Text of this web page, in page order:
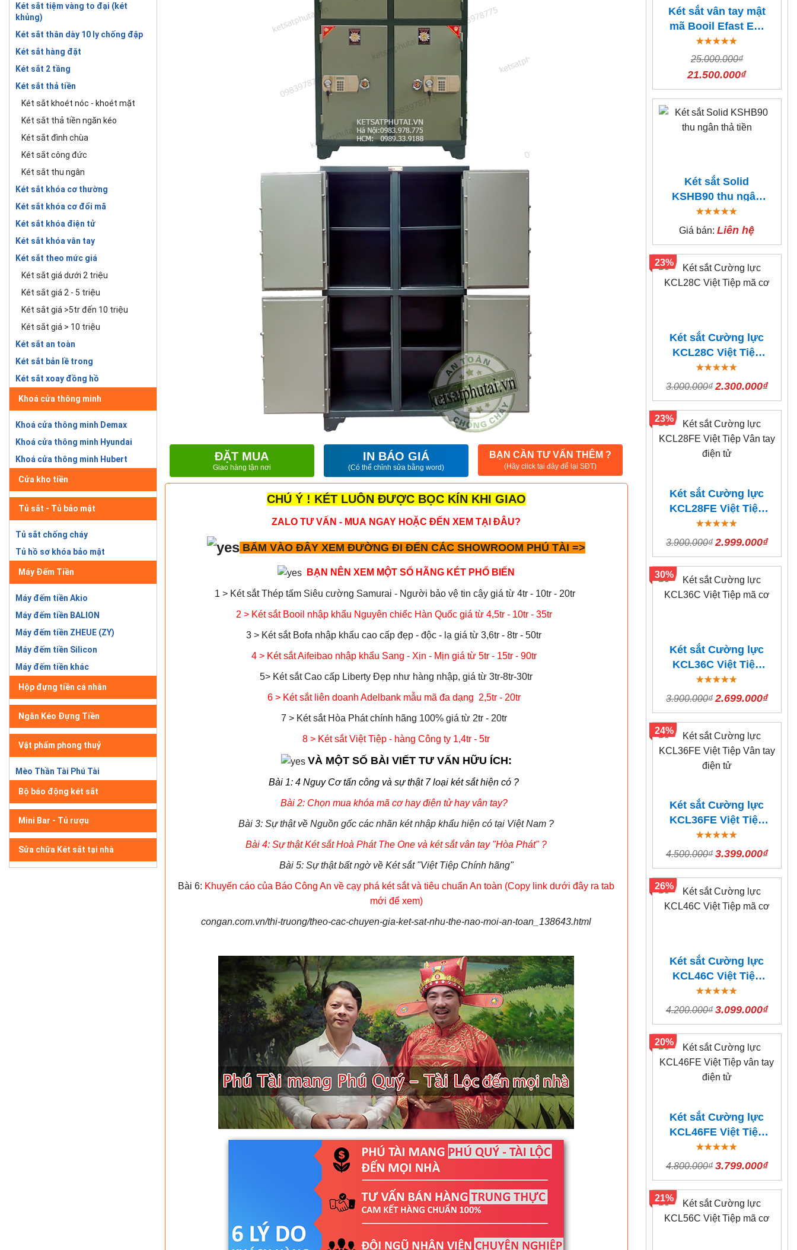
Két sắt tiệm vàng to đại (két
khủng)
Két sắt thân dày 10 ly chống đập
Két sắt hàng đặt
Két sắt 2 tầng
Két sắt thả tiền
Két sắt khoét nóc - khoét mặt
Két sắt thả tiền ngăn kéo
Két sắt đình chùa
Két sắt công đức
Két sắt thu ngân
Két sắt khóa cơ thường
Két sắt khóa cơ đổi mã
Két sắt khóa điện tử
Két sắt khóa vân tay
Két sắt theo mức giá
Két sắt giá dưới 2 triệu
Két sắt giá 2 - 5 triệu
Két sắt giá >5tr đến 10 triệu
Két sắt giá > 10 triệu
Két sắt an toàn
Két sắt bản lề trong
Két sắt xoay đồng hồ
Khoá cửa thông minh
Khoá cửa thông minh Demax
Khoá cửa thông minh Hyundai
Khoá cửa thông minh Hubert
Cửa kho tiền
Tủ sắt - Tủ bảo mật
Tủ sắt chống cháy
Tủ hồ sơ khóa bảo mật
Máy Đếm Tiền
Máy đếm tiền Akio
Máy đếm tiền BALION
Máy đếm tiền ZHEUE (ZY)
Máy đếm tiền Silicon
Máy đếm tiền khác
Hộp đựng tiền cá nhân
Ngăn Kéo Đựng Tiền
Vật phẩm phong thuỷ
Mèo Thần Tài Phú Tài
Bộ báo động két sắt
Mini Bar - Tủ rượu
Sửa chữa Két sắt tại nhà
ĐẶT MUA
Giao hàng tận nơi
IN BÁO GIÁ
(Có thể chỉnh sửa bằng word)
BẠN CẦN TƯ VẤN THÊM ?
(Hãy click tại đây để lại SĐT)
CHÚ Ý ! KÉT LUÔN ĐƯỢC BỌC KÍN KHI GIAO
ZALO TƯ VẤN - MUA NGAY HOẶC ĐẾN XEM TẠI ĐÂU?
BẤM VÀO ĐÂY XEM ĐƯỜNG ĐI ĐẾN CÁC SHOWROOM PHÚ TÀI =>
BẠN NÊN XEM MỘT SỐ HÃNG KÉT PHỔ BIẾN
1 > Két sắt Thép tấm Siêu cường Samurai - Người bảo vệ tin cậy giá từ 4tr - 10tr - 20tr
2 > Két sắt Booil nhập khẩu Nguyên chiếc Hàn Quốc giá từ 4,5tr - 10tr - 35tr
3 > Két sắt Bofa nhập khẩu cao cấp đẹp - độc - lạ giá từ 3,6tr - 8tr - 50tr
4 > Két sắt Aifeibao nhập khẩu Sang - Xịn - Mịn giá từ 5tr - 15tr - 90tr
5> Két sắt Cao cấp Liberty Đẹp như hàng nhập, giá từ 3tr-8tr-30tr
6> Két sắt liên doanh Adelbank mẫu mã đa dạng 2,5tr - 20tr
7 > Két sắt Hòa Phát chính hãng 100% giá từ 2tr - 20tr
8 > Két sắt Việt Tiệp - hàng Công ty 1,4tr - 5tr
VÀ MỘT SỐ BÀI VIẾT TƯ VẤN HỮU ÍCH:
Bài 1: 4 Nguy Cơ tấn công và sự thật 7 loại két sắt hiện có ?
Bài 2: Chọn mua khóa mã cơ hay điện tử hay vân tay?
Bài 3: Sự thật về Nguồn gốc các nhãn két nhập khẩu hiện có tại Việt Nam ?
Bài 4: Sự thật Két sắt Hoà Phát The One và két sắt vân tay "Hòa Phát" ?
Bài 5: Sự thật bất ngờ về Két sắt "Việt Tiệp Chính hãng"
Bài 6: Khuyến cáo của Báo Công An về cạy phá két sắt và tiêu chuẩn An toàn (Copy link dưới đây ra tab
mới để xem)
congan.com.vn/thi-truong/theo-cac-chuyen-gia-ket-sat-nhu-the-nao-moi-an-toan_138643.html
Két sắt vân tay mật
mã Booil Efast EF-
F670 nhập Hàn
Quốc
25.000.000₫
21.500.000₫
Két sắt Solid
KSHB90 thu ngân
thả tiền
Giá bán:Liên hệ
Két sắt Cường lực
KCL28C Việt Tiệp
mã cơ
3.000.000₫ 2.300.000₫
23%
Két sắt Cường lực
KCL28FE Việt Tiệp
Vân tay điện tử
3.900.000₫ 2.999.000₫
23%
Két sắt Cường lực
KCL36C Việt Tiệp
mã cơ
3.900.000₫ 2.699.000₫
30%
Két sắt Cường lực
KCL36FE Việt Tiệp
Vân tay điện tử
4.500.000₫ 3.399.000₫
24%
Két sắt Cường lực
KCL46C Việt Tiệp
mã cơ
4.200.000₫ 3.099.000₫
26%
Két sắt Cường lực
KCL46FE Việt Tiệp
vân tay điện tử
4.800.000₫ 3.799.000₫
20%
21%